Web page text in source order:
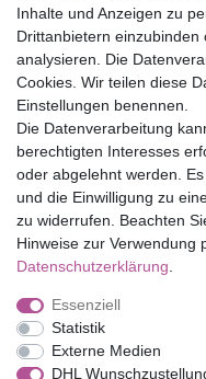
Top Marken
Eduplay
Folia Bringmann
Shop
Mein Konto
Service
Versandkosten
Impressum
Inhalte und Anzeigen zu
Drittanbietern
analysieren. Die
Cookies. Wir teilen diese
Einstellungen benennen.
Die Datenverarbeitung
berechtigten Interesses
oder abgelehnt werden.
und die Einwilligung zu
zu widerrufen. Beachten
Hinweise zur Verwendung
Daten­schutz­erklärung
Essenziell
Statistik
Externe Medien
DHL